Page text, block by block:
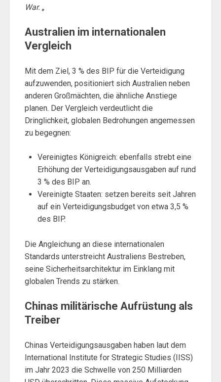
War. „
Australien im internationalen
Vergleich
Mit dem Ziel, 3 % des BIP für die Verteidigung
aufzuwenden, positioniert sich Australien neben
anderen Großmächten, die ähnliche Anstiege
planen. Der Vergleich verdeutlicht die
Dringlichkeit, globalen Bedrohungen angemessen
zu begegnen:
Vereinigtes Königreich: ebenfalls strebt eine
Erhöhung der Verteidigungsausgaben auf rund
3 % des BIP an.
Vereinigte Staaten: setzen bereits seit Jahren
auf ein Verteidigungsbudget von etwa 3,5 %
des BIP.
Die Angleichung an diese internationalen
Standards unterstreicht Australiens Bestreben,
seine Sicherheitsarchitektur im Einklang mit
globalen Trends zu stärken.
Chinas militärische Aufrüstung als
Treiber
Chinas Verteidigungsausgaben haben laut dem
International Institute for Strategic Studies (IISS)
im Jahr 2023 die Schwelle von 250 Milliarden